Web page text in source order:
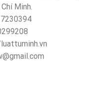
Minh.